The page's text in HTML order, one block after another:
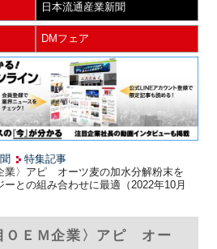
日本流通産業新聞
DMフェア
特集記事
業〉アピ オーツ麦の加水分解粉末を
との組み合わせに最適（2022年10月
ＯＥＭ企業〉アピ オー